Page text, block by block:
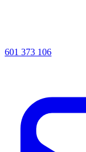
601 373 106